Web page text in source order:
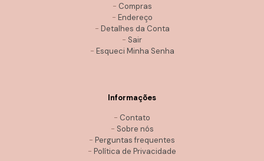
- Compras
- Endereço
- Detalhes da Conta
- Sair
- Esqueci Minha Senha
Informações
- Contato
- Sobre nós
- Perguntas frequentes
- Política de Privacidade